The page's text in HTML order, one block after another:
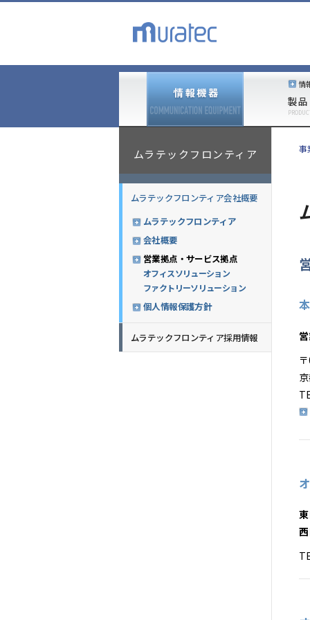
製
情
ムラテックフロンティア
ムラテックフロンティア会社概要
ムラテックフロンティア
会社概要
営業拠点・サービス拠点
オフィスソリューション
ファクトリーソリューション
個人情報保護方針
ムラテックフロンティア採用情報
事